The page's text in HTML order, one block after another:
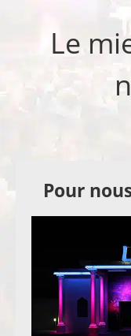
Le
Pour